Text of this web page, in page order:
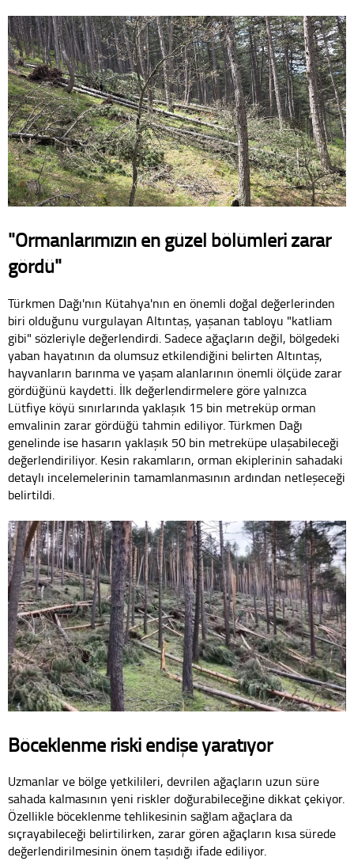
"Ormanlarımızın en güzel bölümleri zarar
gördü"
Türkmen Dağı'nın Kütahya'nın en önemli doğal değerlerinden
biri olduğunu vurgulayan Altıntaş, yaşanan tabloyu "katliam
gibi" sözleriyle değerlendirdi. Sadece ağaçların değil, bölgedeki
yaban hayatının da olumsuz etkilendiğini belirten Altıntaş,
hayvanların barınma ve yaşam alanlarının önemli ölçüde zarar
gördüğünü kaydetti. İlk değerlendirmelere göre yalnızca
Lütfiye köyü sınırlarında yaklaşık 15 bin metreküp orman
emvalinin zarar gördüğü tahmin ediliyor. Türkmen Dağı
genelinde ise hasarın yaklaşık 50 bin metreküpe ulaşabileceği
değerlendiriliyor. Kesin rakamların, orman ekiplerinin sahadaki
detaylı incelemelerinin tamamlanmasının ardından netleşeceği
belirtildi.
Böceklenme riski endişe yaratıyor
Uzmanlar ve bölge yetkilileri, devrilen ağaçların uzun süre
sahada kalmasının yeni riskler doğurabileceğine dikkat çekiyor.
Özellikle böceklenme tehlikesinin sağlam ağaçlara da
sıçrayabileceği belirtilirken, zarar gören ağaçların kısa sürede
değerlendirilmesinin önem taşıdığı ifade ediliyor.